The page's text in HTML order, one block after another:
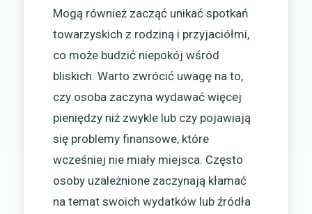
Mogą również zacząć unikać spotkań
towarzyskich z rodziną i przyjaciółmi,
co może budzić niepokój wśród
bliskich. Warto zwrócić uwagę na to,
czy osoba zaczyna wydawać więcej
pieniędzy niż zwykle lub czy pojawiają
się problemy finansowe, które
wcześniej nie miały miejsca. Często
osoby uzależnione zaczynają kłamać
na temat swoich wydatków lub źródła